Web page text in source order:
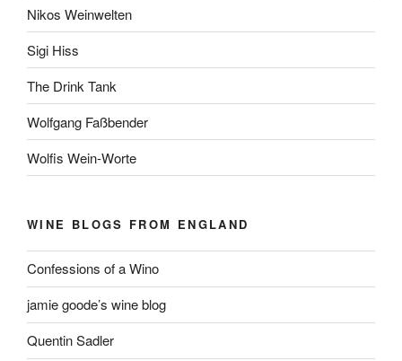
Nikos Weinwelten
Sigi Hiss
The Drink Tank
Wolfgang Faßbender
Wolfis Wein-Worte
WINE BLOGS FROM ENGLAND
Confessions of a Wino
jamie goode’s wine blog
Quentin Sadler